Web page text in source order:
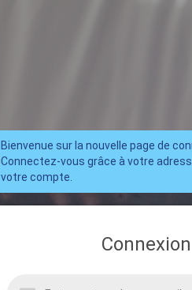
Bienvenue sur la nouvelle page de
Connectez-vous grâce à votre
votre compte.
Connexion